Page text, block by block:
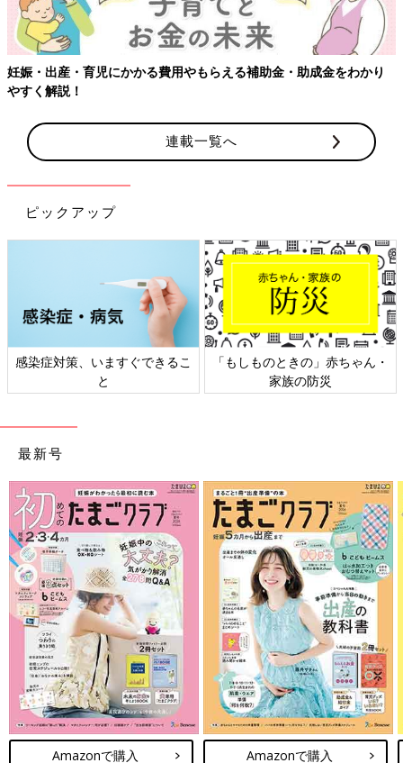
妊娠・出産・育児にかかる費用やもらえる補助金・助成金をわかり
やすく解説！
連載一覧へ
ピックアップ
感染症対策、いますぐできるこ
と
「もしものときの」赤ちゃん・
家族の防災
最新号
Amazonで購入 Amazonで購入